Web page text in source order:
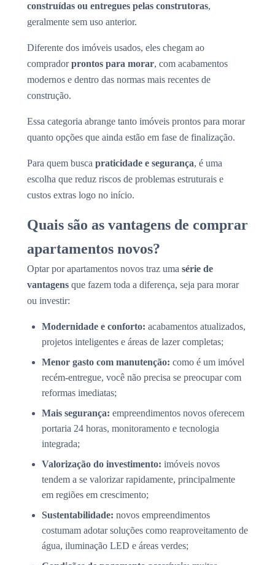
construídas ou entregues pelas construtoras,
geralmente sem uso anterior.
Diferente dos imóveis usados, eles chegam ao
compradorprontos para morar, com acabamentos
modernos e dentro das normas mais recentes de
construção.
Essa categoria abrange tanto imóveis prontos para morar
quanto opções que ainda estão em fase de finalização.
Para quem busca praticidade e segurança, é uma
escolha que reduz riscos de problemas estruturais e
custos extras logo no início.
Quais são as vantagens de comprar
apartamentos novos?
Optar por apartamentos novos traz uma série de
vantagens que fazem toda a diferença, seja para morar
ou investir:
Modernidade e conforto: acabamentos atualizados,
projetos inteligentes e áreas de lazer completas;
Menor gasto com manutenção: como é um imóvel
recém-entregue, você não precisa se preocupar com
reformas imediatas;
Mais segurança: empreendimentos novos oferecem
portaria 24 horas, monitoramento e tecnologia
integrada;
Valorização do investimento: imóveis novos
tendem a se valorizar rapidamente, principalmente
em regiões em crescimento;
Sustentabilidade: novos empreendimentos
costumam adotar soluções como reaproveitamento de
água, iluminação LED e áreas verdes;